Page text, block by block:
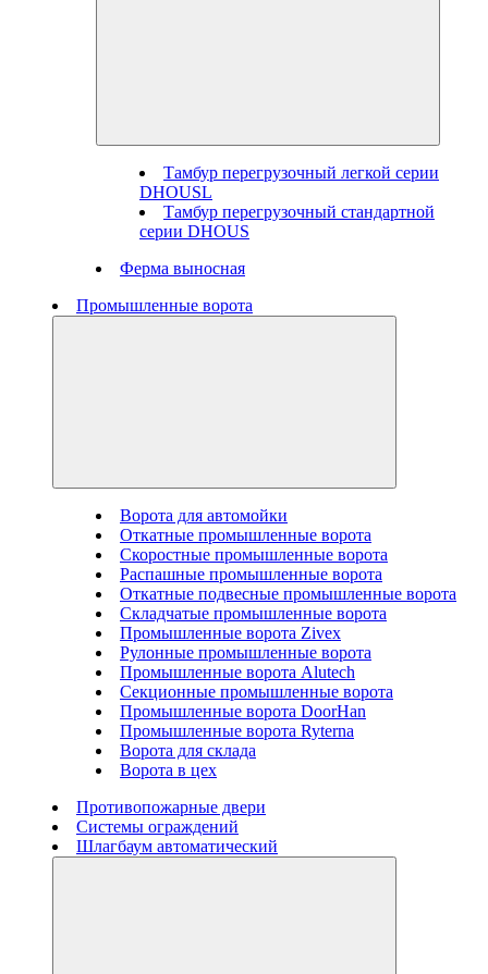
Тамбур перегрузочный легкой серии
DHOUSL
Тамбур перегрузочный стандартной
серии DHOUS
Ферма выносная
Промышленные ворота
Ворота для автомойки
Откатные промышленные ворота
Скоростные промышленные ворота
Распашные промышленные ворота
Откатные подвесные промышленные ворота
Складчатые промышленные ворота
Промышленные ворота Zivex
Рулонные промышленные ворота
Промышленные ворота Alutech
Секционные промышленные ворота
Промышленные ворота DoorHan
Промышленные ворота Ryterna
Ворота для склада
Ворота в цех
Противопожарные двери
Системы ограждений
Шлагбаум автоматический